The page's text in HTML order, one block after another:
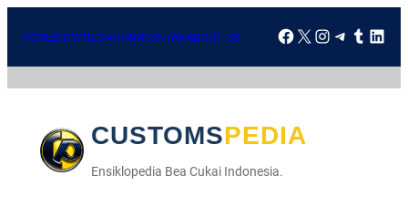
HOMEDOWNLOADFAQKONTAKABOUT US
CUSTOMSPEDIA
Ensiklopedia Bea Cukai Indonesia.